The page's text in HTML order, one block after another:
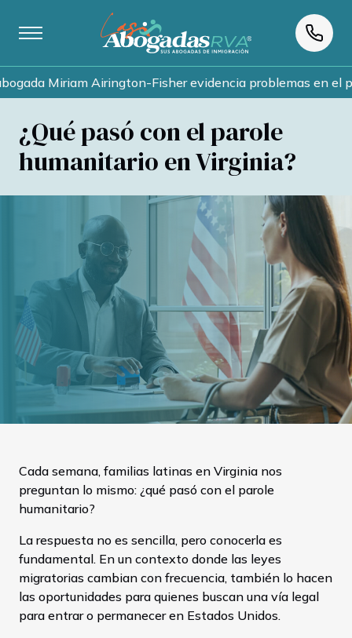
Miriam Airington-Fisher evidencia problemas en el
¿Qué pasó con el parole
humanitario en Virginia?
Cada semana, familias latinas en Virginia nos
preguntan lo mismo: ¿qué pasó con el parole
humanitario?
La respuesta no es sencilla, pero conocerla es
fundamental. En un contexto donde las leyes
migratorias cambian con frecuencia, también lo hacen
las oportunidades para quienes buscan una vía legal
para entrar o permanecer en Estados Unidos.